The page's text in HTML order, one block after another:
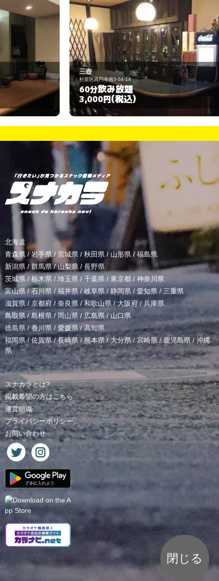
三壺
杉並区高円寺南3-54-14
60分飲み放題
3,000円 (税込)
北海道
青森県 / 岩手県/ 宮城県 / 秋田県 / 山形県/ 福島県
新潟県 /群馬県/山梨県 / 長野県
茨城県 / 栃木県 / 埼玉県 / 千葉県 / 東京都 / 神奈川県
富山県 /石川県/福井県/岐阜県 / 静岡県 / 愛知県 / 三重県
滋賀県 / 京都府 / 奈良県 / 和歌山県/ 大阪府 /兵庫県
鳥取県/ 島根県 /岡山県/ 広島県 / 山口県
徳島県 /香川県 / 愛媛県/高知県
福岡県/佐賀県/長崎県 /熊本県/ 大分県/宮崎県 /鹿児島県 / 沖縄
県
スナカラとは?
掲載希望の方はこちら
運営組織
プライバシーポリシー
お問い合わせ
閉じる